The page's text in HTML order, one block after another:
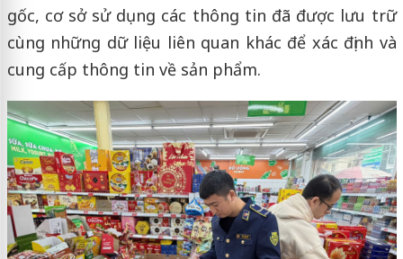
gốc, cơ sở sử dụng các thông tin đã được lưu trữ
cùng những dữ liệu liên quan khác để xác định và
cung cấp thông tin về sản phẩm.